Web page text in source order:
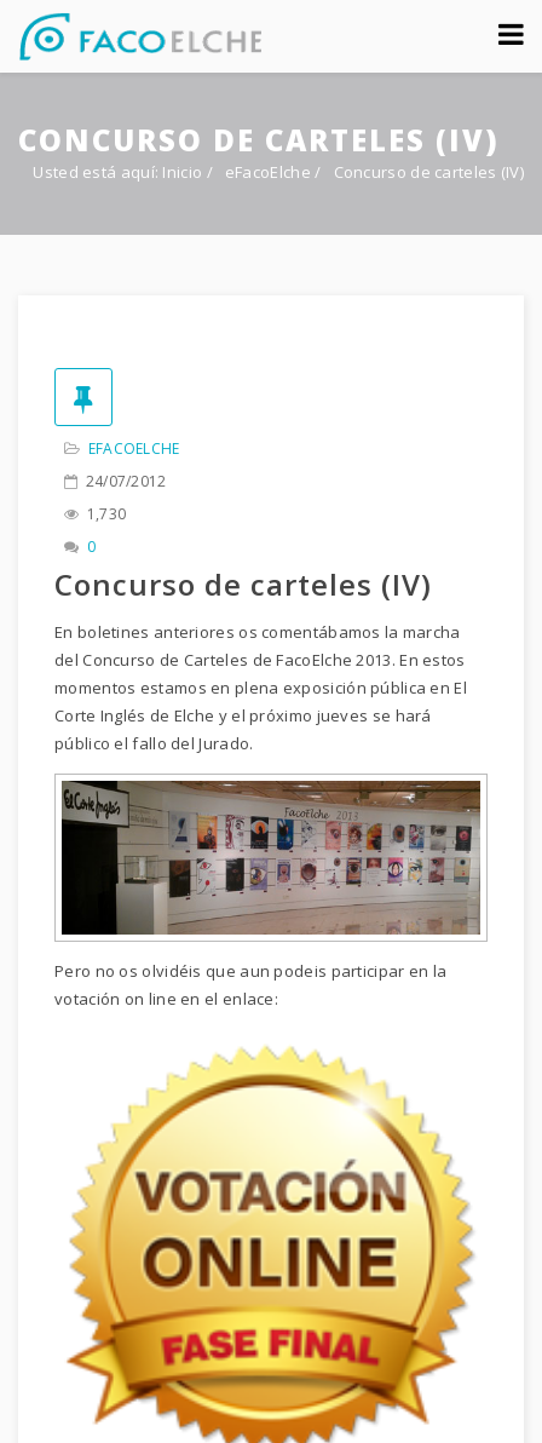
Sobre nosotros
Congreso
CONCURSO DE CARTELES (IV)
Usted está aquí: Inicio / eFacoElche/ Concurso de carteles (IV)
EFACOELCHE
24/07/2012
1,730
0
Concurso de carteles (IV)
En boletines anteriores os comentábamos la marcha
del Concurso de Carteles de FacoElche 2013. En estos
momentos estamos en plena exposición pública en El
Corte Inglés de Elche y el próximo jueves se hará
público el fallo del Jurado.
Pero no os olvidéis que aun podeis participar en la
votación on line en el enlace: